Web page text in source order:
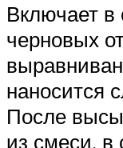
Включает в
черновых
наносится
После
из смеси, в